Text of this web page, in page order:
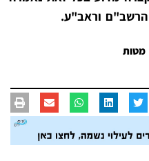
הרשב"ם וראב"ע.